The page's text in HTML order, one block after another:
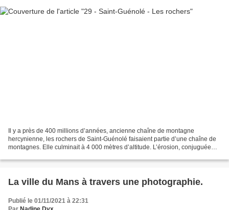
Il y a près de 400 millions d’années, ancienne chaîne de montagne
hercynienne, les rochers de Saint-Guénolé faisaient partie d’une chaîne de
montagnes. Elle culminait à 4 000 mètres d’altitude. L’érosion, conjuguée
La ville du Mans à travers une photographie.
Publié le 01/11/2021 à 22:31